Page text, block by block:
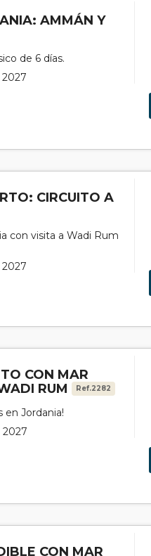
AMMÁN Y
de 6 días.
CIRCUITO A
con visita a Wadi Rum
CON MAR
RUM
Ref.2282
en Jordania!
2027
CON MAR